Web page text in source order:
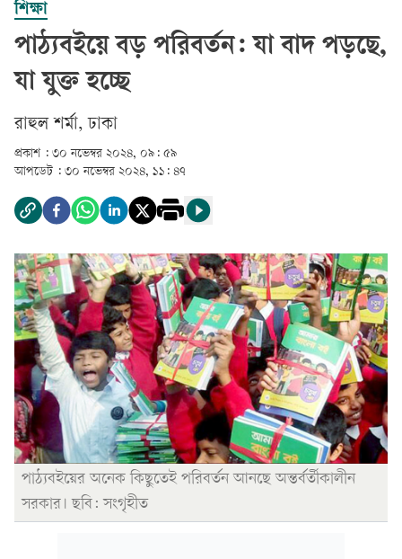
শিক্ষা
পাঠ্যবইয়ে বড় পরিবর্তন: যা বাদ পড়ছে,
যা যুক্ত হচ্ছে
রাহুল শর্মা, ঢাকা
প্রকাশ : ৩০ নভেম্বর ২০২৪, ০৯: ৫৯
আপডেট : ৩০ নভেম্বর ২০২৪, ১১: ৪৭
পাঠ্যবইয়ের অনেক কিছুতেই পরিবর্তন আনছে অন্তর্বর্তীকালীন
সরকার। ছবি: সংগৃহীত